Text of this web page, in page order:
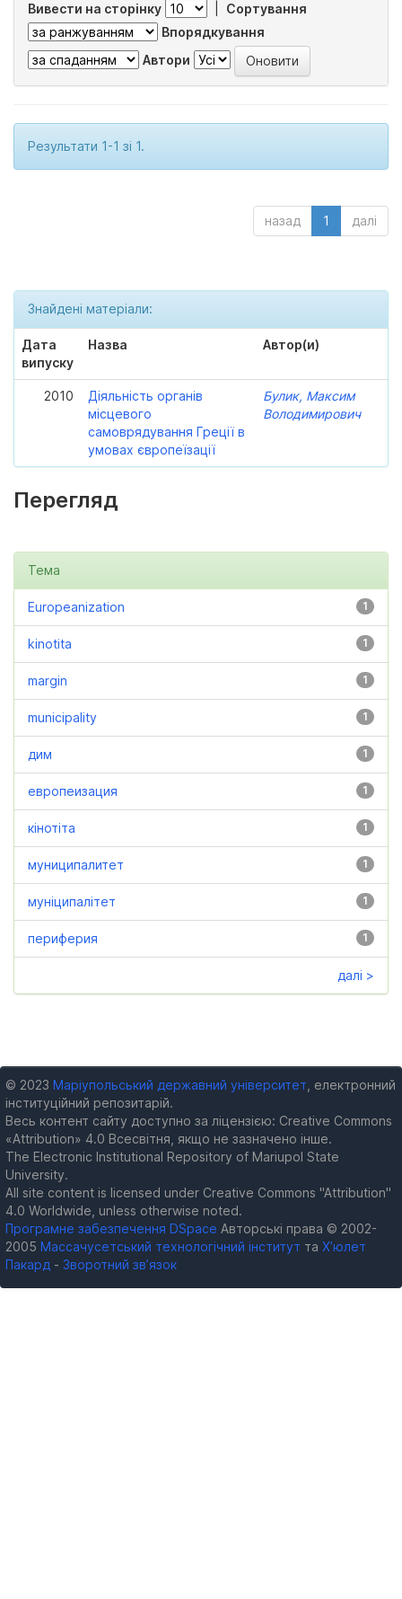
Вивести на сторінку
Сортування
Впорядкування
Автори
Результати 1-1 зі 1.
назад 1 далі
Знайдені матеріали:
Дата
випуску
Назва Автор(и)
2010
Діяльність органів
місцевого
самоврядування Греції в
умовах європеїзації
Булик, Максим
Володимирович
Перегляд
Тема
1
Europeanization
1
kinotita
1
margin
1
municipality
1
дим
1
европеизация
1
кінотіта
1
муниципалитет
1
муніципалітет
1
периферия
далі >
© 2023 Маріупольський державний університет , електронний
інституційний репозитарій.
Весь контент сайту доступно за ліцензією: Creative Commons
«Attribution» 4.0 Всесвітня, якщо не зазначено інше.
The Electronic Institutional Repository of Mariupol State
University.
All site content is licensed under Creative Commons "Attribution"
4.0 Worldwide, unless otherwise noted.
Програмне забезпечення DSpace Авторські права © 2002-
2005 Массачусетський технологічний інститут та Х’юлет
Пакард - Зворотний зв’язок